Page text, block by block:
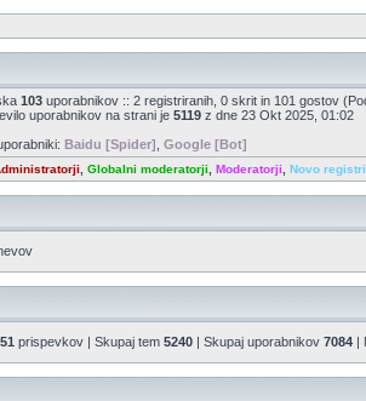
103 uporabnikov :: 2 registriranih, 0 skrit in 101 gostov
uporabnikov na strani je 5119 z dne 23 Okt 2025, 01:02
Baidu [Spider] Google [Bot]
Globalni moderatorji Moderatorji Novo
prispevkov | Skupaj tem 5240 | Skupaj uporabnikov 7084 |